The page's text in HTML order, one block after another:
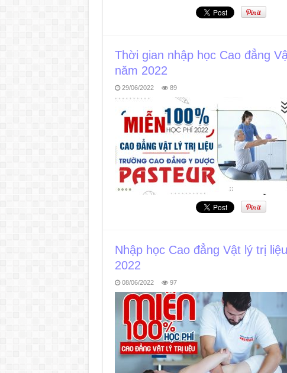
Thời gian nhập học Cao đẳng
năm 2022
29/06/2022 89
Nhập học Cao đẳng Vật lý trị
2022
08/06/2022 97